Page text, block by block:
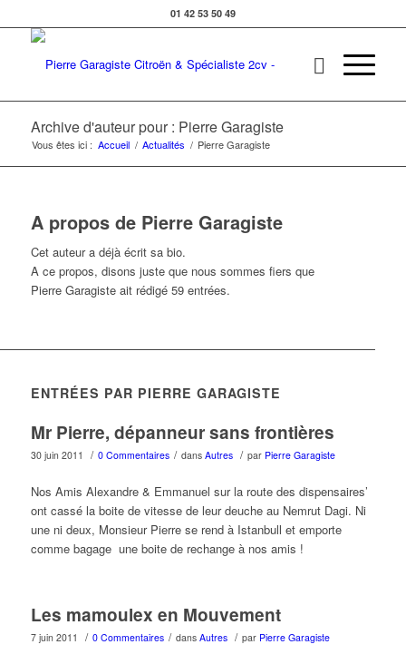
01 42 53 50 49
Archive d'auteur pour : Pierre Garagiste
Vous êtes ici : Accueil / Actualités / Pierre Garagiste
A propos de Pierre Garagiste
Cet auteur a déjà écrit sa bio.
A ce propos, disons juste que nous sommes fiers que
Pierre Garagisteait rédigé 59 entrées.
ENTRÉES PAR PIERRE GARAGISTE
Mr Pierre, dépanneur sans frontières
30 juin 2011 / 0 Commentaires / dans Autres / par Pierre Garagiste
Nos Amis Alexandre & Emmanuel sur la route des dispensaires’
ont cassé la boite de vitesse de leur deuche au Nemrut Dagi. Ni
une ni deux, Monsieur Pierre se rend à Istanbull et emporte
comme bagage une boite de rechange à nos amis !
Les mamoulex en Mouvement
7 juin 2011 / 0 Commentaires / dans Autres / par Pierre Garagiste